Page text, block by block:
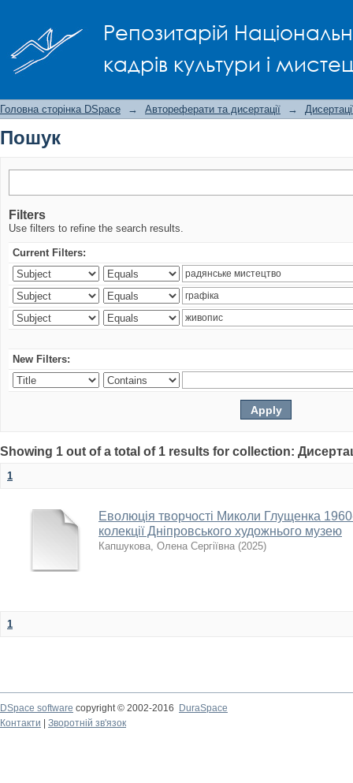
Репозитарій
кадрів культури і
Головна сторінка DSpace → Автореферати та дисертації →
Пошук
Filters
Use filters to refine the search results.
Current Filters:
New Filters:
Showing 1 out of a total of 1 results for collection:
1
Еволюція творчості Миколи Глущенка
колекції Дніпровського художнього музею
Капшукова, Олена Сергіївна (2025)
1
DSpace software copyright © 2002-2016
DuraSpace
Контакти
Зворотній зв'язок